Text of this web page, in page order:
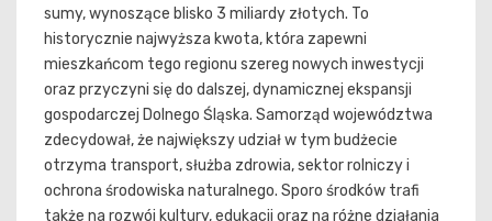
sumy, wynoszące blisko 3 miliardy złotych. To
historycznie najwyższa kwota, która zapewni
mieszkańcom tego regionu szereg nowych inwestycji
oraz przyczyni się do dalszej, dynamicznej ekspansji
gospodarczej Dolnego Śląska. Samorząd województwa
zdecydował, że największy udział w tym budżecie
otrzyma transport, służba zdrowia, sektor rolniczy i
ochrona środowiska naturalnego. Sporo środków trafi
także na rozwój kultury, edukacji oraz na różne działania